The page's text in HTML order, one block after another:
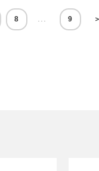
8 ... 9 ＞